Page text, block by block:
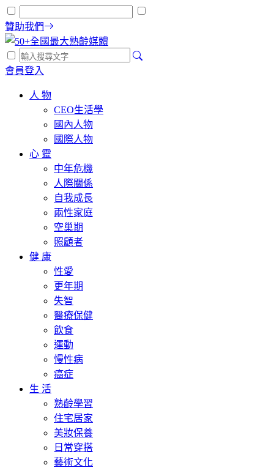
贊助我們
會員登入
人 物
CEO生活學
國內人物
國際人物
心 靈
中年危機
人際關係
自我成長
兩性家庭
空巢期
照顧者
健 康
性愛
更年期
失智
醫療保健
飲食
運動
慢性病
癌症
生 活
熟齡學習
住宅居家
美妝保養
日常穿搭
藝術文化